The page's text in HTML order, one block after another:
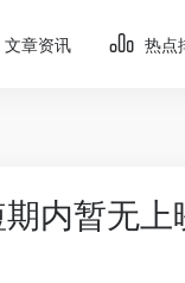
文章资讯 热点
内暂无上